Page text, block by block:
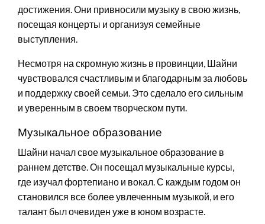
достижения. Они привносили музыку в свою жизнь,
посещая концерты и организуя семейные
выступления.
Несмотря на скромную жизнь в провинции, Шайни
чувствовался счастливым и благодарным за любовь
и поддержку своей семьи. Это сделало его сильным
и уверенным в своем творческом пути.
Музыкальное образование
Шайни начал свое музыкальное образование в
раннем детстве. Он посещал музыкальные курсы,
где изучал фортепиано и вокал. С каждым годом он
становился все более увлеченным музыкой, и его
талант был очевиден уже в юном возрасте.